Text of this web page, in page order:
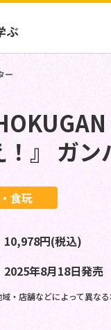
ぶ
ー
』 ガン
食玩
10,978円(税込)
2025年8月18日発売
・店舗などによって異なる